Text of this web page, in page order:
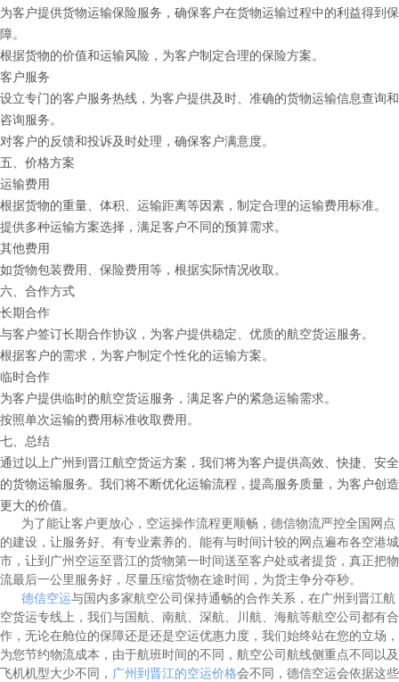
为了能让客户更放心，空运操作流程更顺畅，德信物流严控全国网点
的建设，让服务好、有专业素养的、能有与时间计较的网点遍布各空港城
市，让到广州空运至晋江的货物第一时间送至客户处或者提货，真正把物
流最后一公里服务好，尽量压缩货物在途时间，为货主争分夺秒。
德信空运与国内多家航空公司保持通畅的合作关系，在广州到晋江航
空货运专线上，我们与国航、南航、深航、川航、海航等航空公司都有合
作，无论在舱位的保障还是还是空运优惠力度，我们始终站在您的立场，
为您节约物流成本，由于航班时间的不同，航空公司航线侧重点不同以及
飞机机型大少不同， 广州到晋江的空运价格会不同，德信空运会依据这些
为客户提供货物运输保险服务，确保客户在货物运输过程中的利益得到保
障。
根据货物的价值和运输风险，为客户制定合理的保险方案。
客户服务
设立专门的客户服务热线，为客户提供及时、准确的货物运输信息查询和
咨询服务。
对客户的反馈和投诉及时处理，确保客户满意度。
五、价格方案
运输费用
根据货物的重量、体积、运输距离等因素，制定合理的运输费用标准。
提供多种运输方案选择，满足客户不同的预算需求。
其他费用
如货物包装费用、保险费用等，根据实际情况收取。
六、合作方式
长期合作
与客户签订长期合作协议，为客户提供稳定、优质的航空货运服务。
根据客户的需求，为客户制定个性化的运输方案。
临时合作
为客户提供临时的航空货运服务，满足客户的紧急运输需求。
按照单次运输的费用标准收取费用。
七、总结
通过以上广州到晋江航空货运方案，我们将为客户提供高效、快捷、安全
的货物运输服务。我们将不断优化运输流程，提高服务质量，为客户创造
更大的价值。